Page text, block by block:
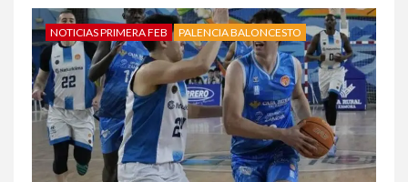
NOTICIAS PRIMERA FEB PALENCIA BALONCESTO